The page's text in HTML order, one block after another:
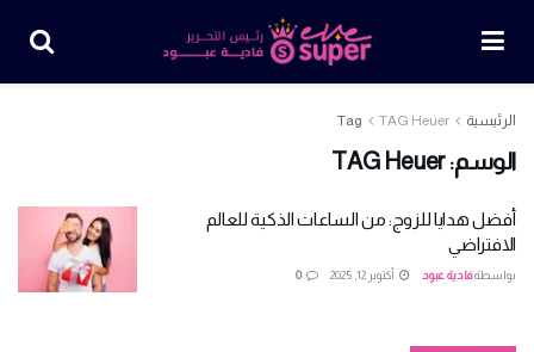
الرئيسية Tag TAG Heuer
الوسم:TAG Heuer
أفضل هدايا للزوج: من الساعات الذكية للعالم
الافتراضي
بواسطةفادية عبود أكتوبر 12, 2025 0